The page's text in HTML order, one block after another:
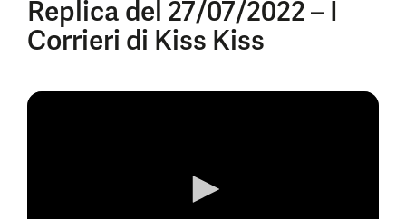
Replica del 27/07/2022 – I
Corrieri di Kiss Kiss